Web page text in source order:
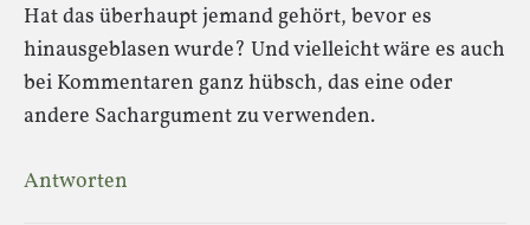
Hat das überhaupt jemand gehört, bevor es
hinausgeblasen wurde? Und vielleicht wäre es auch
bei Kommentaren ganz hübsch, das eine oder
andere Sachargument zu verwenden.
Antworten